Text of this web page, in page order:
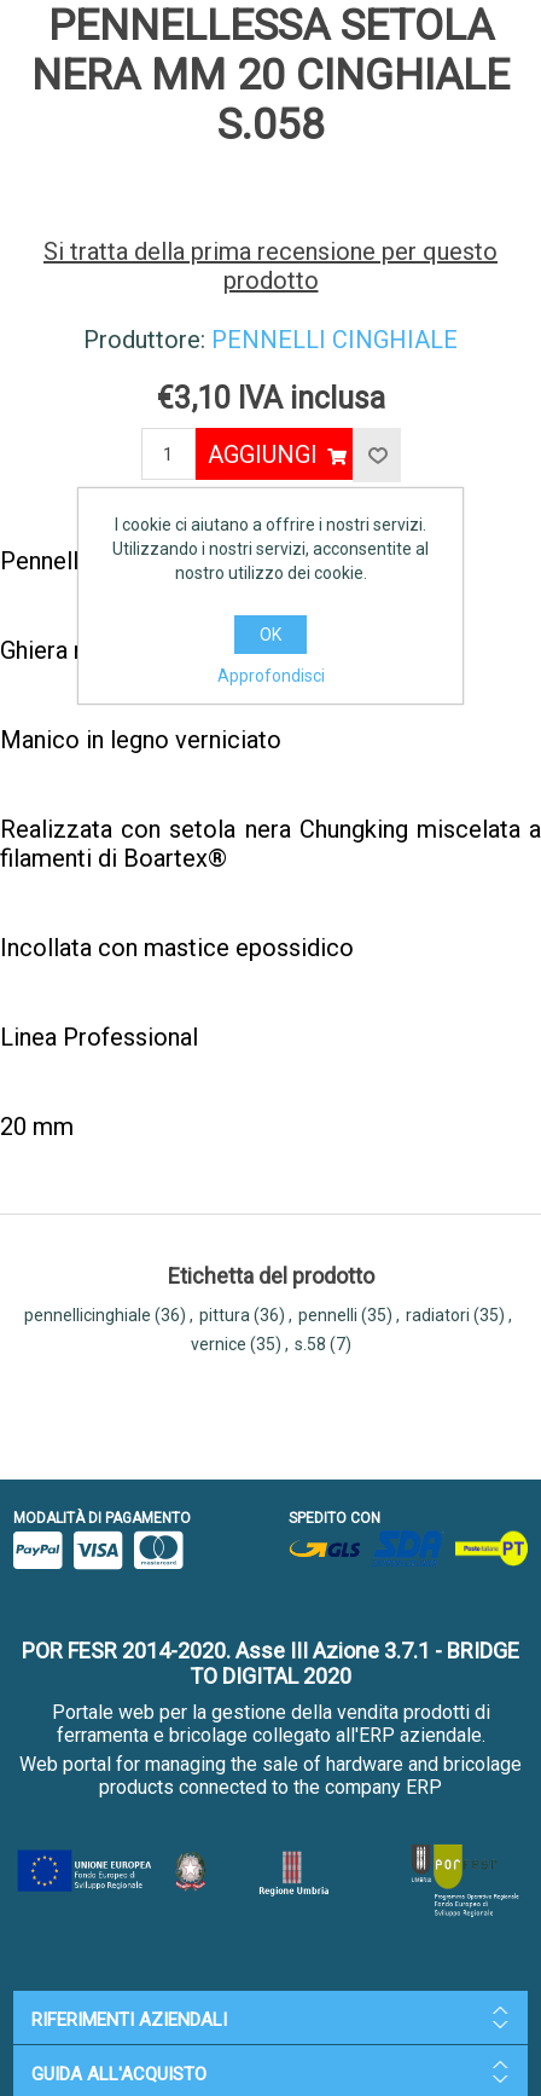
PENNELLESSA SETOLA
NERA MM 20 CINGHIALE
S.058
Si tratta della prima recensione per questo
prodotto
Produttore: PENNELLI CINGHIALE
€3,10 IVA inclusa
AGGIUNGI
Pennellessa professionale
Ghiera ramata
Manico in legno verniciato
Realizzata con setola nera Chungking miscelata a
filamenti di Boartex®
Incollata con mastice epossidico
Linea Professional
20 mm
Etichetta del prodotto
pennellicinghiale (36) , pittura (36) , pennelli (35) , radiatori (35) ,
vernice (35) , s.58 (7)
MODALITÀ DI PAGAMENTO SPEDITO CON
POR FESR 2014-2020. Asse III Azione 3.7.1 - BRIDGE
TO DIGITAL 2020
Portale web per la gestione della vendita prodotti di
ferramenta e bricolage collegato all'ERP aziendale.
Web portal for managing the sale of hardware and bricolage
products connected to the company ERP
RIFERIMENTI AZIENDALI
GUIDA ALL'ACQUISTO
I cookie ci aiutano a offrire i nostri servizi.
Utilizzando i nostri servizi, acconsentite al
nostro utilizzo dei cookie.
OK
Approfondisci